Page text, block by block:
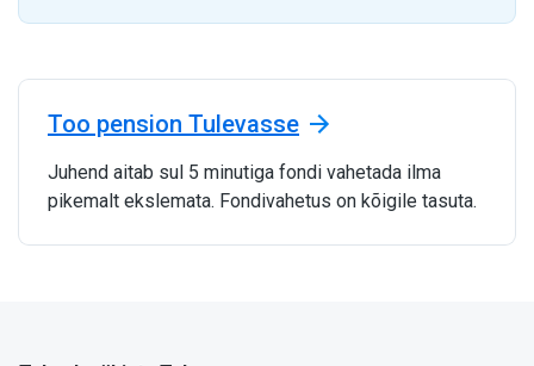
Too pension Tulevasse
Juhend aitab sul 5 minutiga fondi vahetada ilma
pikemalt ekslemata. Fondivahetus on kõigile tasuta.